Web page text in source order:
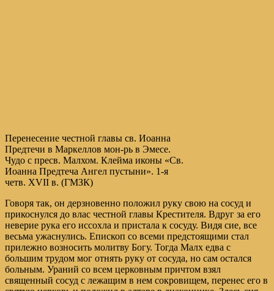
Перенесение честной главы св. Иоанна
Предтечи в Маркеллов мон-рь в Эмесе.
Чудо с пресв. Малхом. Клейма иконы «Св.
Иоанна Предтеча Ангел пустыни». 1-я
четв. XVII в. (ГМЗК)
Говоря так, он дерзновенно положил руку свою на сосуд и
прикоснулся до влас честной главы Крестителя. Вдруг за его
неверие рука его иссохла и пристала к сосуду. Видя сие, все
весьма ужаснулись. Епископ со всеми предстоящими стал
прилежно возносить молитву Богу. Тогда Малх едва с
большим трудом мог отнять руку от сосуда, но сам остался
больным. Ураний со всем церковным причтом взял
священный сосуд с лежащим в нем сокровищем, перенес его в